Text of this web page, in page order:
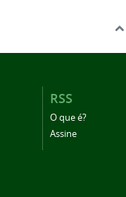
RSS
O que é?
Assine